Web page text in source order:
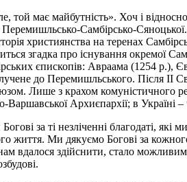
той має майбутність». Хоч і
Самбірсько-
християнства на теренах
згадка про існування окремої
єпископів: Авраама (1254
до Перемишльського. Після ІІ
Лише з крахом комуністичного
Архиєпархії; в Україні
за ті незліченні благодаті,
життя. Ми дякуємо Богові за
вдалося здійснити, стало